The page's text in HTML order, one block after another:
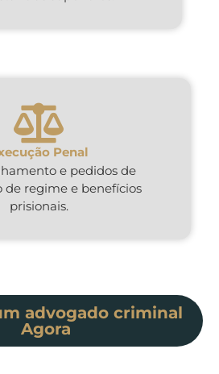
Penal
e pedidos de
de regime e benefícios
prisionais.
advogado criminal
Agora